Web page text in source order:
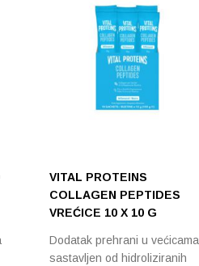
VITAL PROTEINS
COLLAGEN PEPTIDES
VREĆICE 10 X 10 G
Dodatak prehrani u većicama
sastavljen od hidroliziranih